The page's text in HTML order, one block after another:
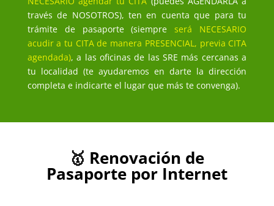
través de NOSOTROS), ten en cuenta que para tu
trámite de pasaporte (siempreserá NECESARIO
acudir a tu CITA de manera PRESENCIAL, previa CITA
agendada), a las oficinas de las SRE más cercanas a
tu localidad (te ayudaremos en darte la dirección
completa e indicarte el lugar que más te convenga).
🥇 Renovación de
Pasaporte por Internet